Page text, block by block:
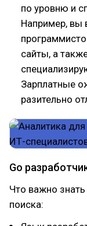
по уровню и
Например, вы
сайты, а
Зарплатные
разительно
Go
Что важно
поиска: